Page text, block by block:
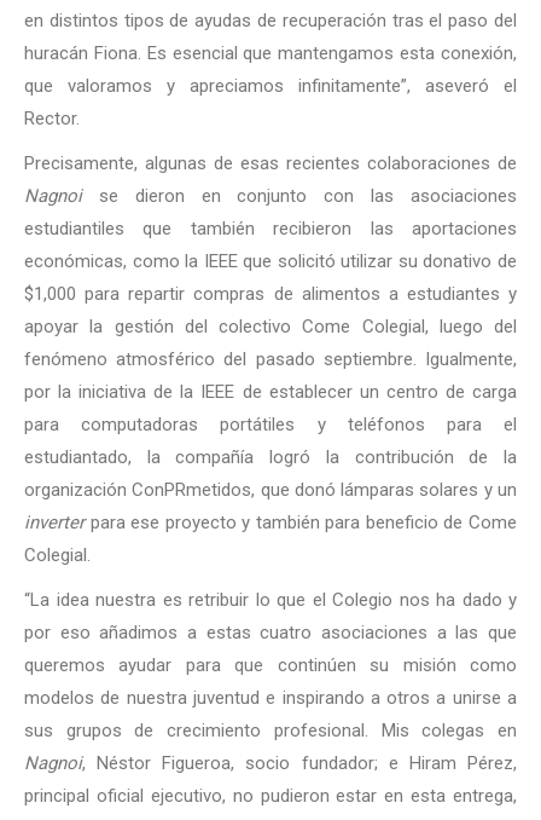
en distintos tipos de ayudas de recuperación tras el paso del
huracán Fiona. Es esencial que mantengamos esta conexión,
que valoramos y apreciamos infinitamente”, aseveró el
Rector.
Precisamente, algunas de esas recientes colaboraciones de
Nagnoi se dieron en conjunto con las asociaciones
estudiantiles que también recibieron las aportaciones
económicas, como la IEEE que solicitó utilizar su donativo de
$1,000 para repartir compras de alimentos a estudiantes y
apoyar la gestión del colectivo Come Colegial, luego del
fenómeno atmosférico del pasado septiembre. Igualmente,
por la iniciativa de la IEEE de establecer un centro de carga
para computadoras portátiles y teléfonos para el
estudiantado, la compañía logró la contribución de la
organización ConPRmetidos, que donó lámparas solares y un
inverterpara ese proyecto y también para beneficio de Come
Colegial.
“La idea nuestra es retribuir lo que el Colegio nos ha dado y
por eso añadimos a estas cuatro asociaciones a las que
queremos ayudar para que continúen su misión como
modelos de nuestra juventud e inspirando a otros a unirse a
sus grupos de crecimiento profesional. Mis colegas en
Nagnoi, Néstor Figueroa, socio fundador; e Hiram Pérez,
principal oficial ejecutivo, no pudieron estar en esta entrega,